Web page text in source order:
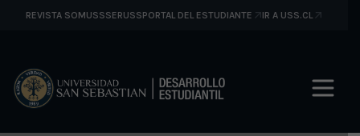
REVISTA SOMUSSSERUSSPORTAL DEL ESTUDIANTE IR A USS.CL